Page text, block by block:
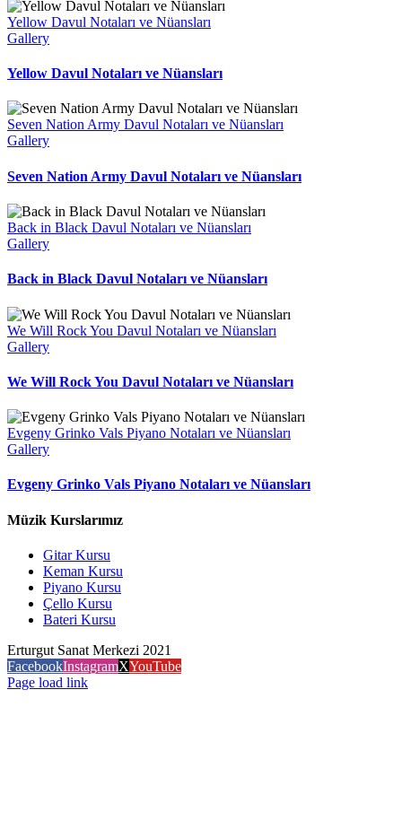
Yellow Davul Notaları ve Nüansları
Gallery
Yellow Davul Notaları ve Nüansları
Seven Nation Army Davul Notaları ve Nüansları
Gallery
Seven Nation Army Davul Notaları ve Nüansları
Back in Black Davul Notaları ve Nüansları
Gallery
Back in Black Davul Notaları ve Nüansları
We Will Rock You Davul Notaları ve Nüansları
Gallery
We Will Rock You Davul Notaları ve Nüansları
Evgeny Grinko Vals Piyano Notaları ve Nüansları
Gallery
Evgeny Grinko Vals Piyano Notaları ve Nüansları
Müzik Kurslarımız
Gitar Kursu
Keman Kursu
Piyano Kursu
Çello Kursu
Bateri Kursu
Erturgut Sanat Merkezi 2021
FacebookInstagramXYouTube
Page load link